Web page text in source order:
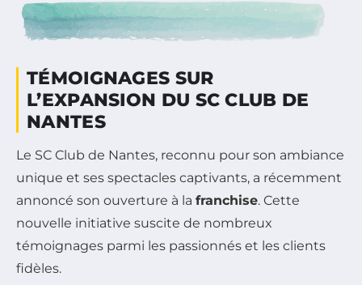
TÉMOIGNAGES SUR
L’EXPANSION DU SC CLUB DE
NANTES
Le SC Club de Nantes, reconnu pour son ambiance
unique et ses spectacles captivants, a récemment
annoncé son ouverture à la franchise. Cette
nouvelle initiative suscite de nombreux
témoignages parmi les passionnés et les clients
fidèles.